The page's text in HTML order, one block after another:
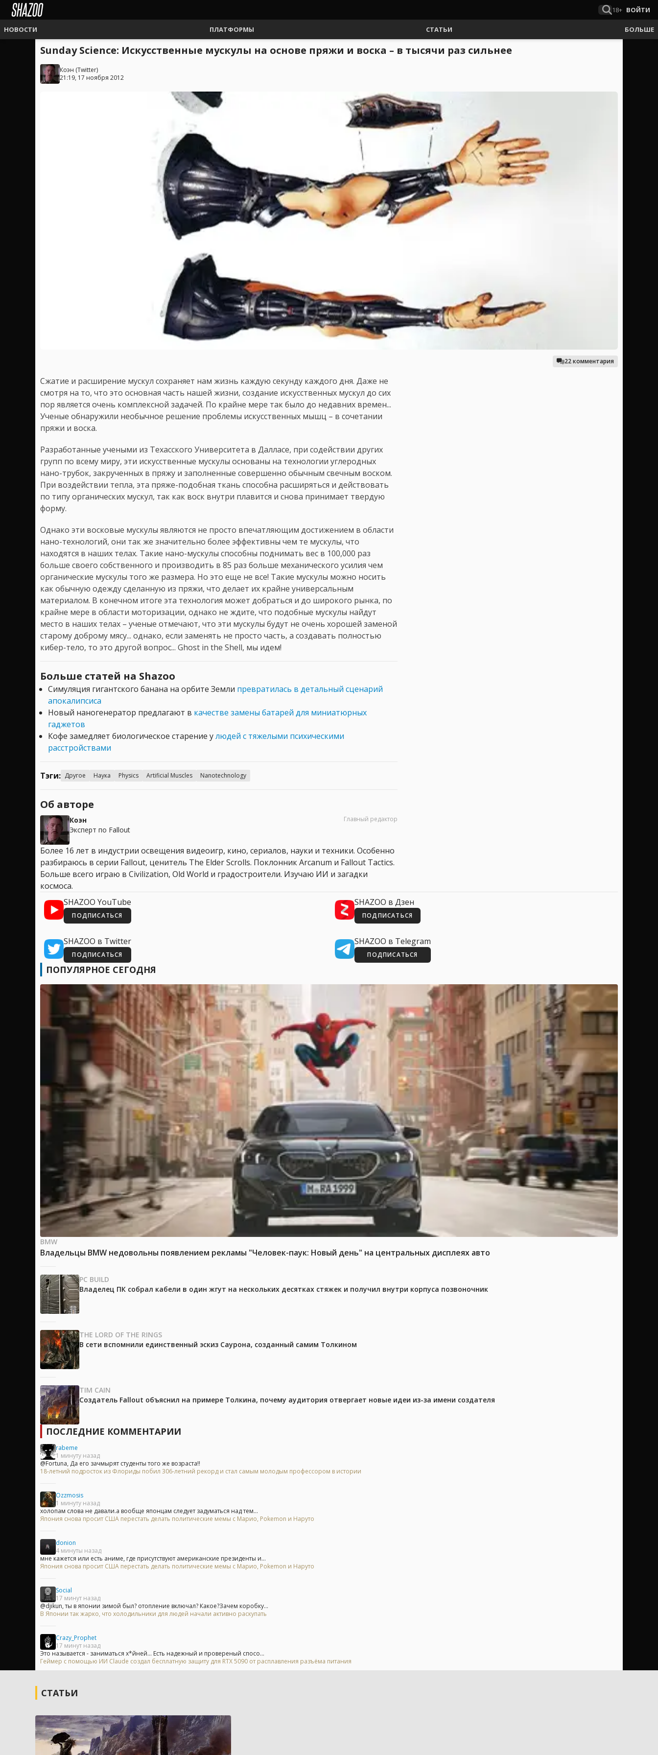
18+ ВОЙТИ
НОВОСТИ ПЛАТФОРМЫ СТАТЬИ БОЛЬШЕ
Sunday Science: Искусственные мускулы на основе пряжи и воска – в тысячи раз сильнее
Коэн (Twitter)
21:19, 17 ноября 2012
22 комментария
Сжатие и расширение мускул сохраняет нам жизнь каждую секунду каждого дня. Даже не
смотря на то, что это основная часть нашей жизни, создание искусственных мускул до сих
пор является очень комплексной задачей. По крайне мере так было до недавних времен...
Ученые обнаружили необычное решение проблемы искусственных мышц – в сочетании
пряжи и воска.
Разработанные учеными из Техасского Университета в Далласе, при содействии других
групп по всему миру, эти искусственные мускулы основаны на технологии углеродных
нано-трубок, закрученных в пряжу и заполненные совершенно обычным свечным воском.
При воздействии тепла, эта пряже-подобная ткань способна расширяться и действовать
по типу органических мускул, так как воск внутри плавится и снова принимает твердую
форму.
Однако эти восковые мускулы являются не просто впечатляющим достижением в области
нано-технологий, они так же значительно более эффективны чем те мускулы, что
находятся в наших телах. Такие нано-мускулы способны поднимать вес в 100,000 раз
больше своего собственного и производить в 85 раз больше механического усилия чем
органические мускулы того же размера. Но это еще не все! Такие мускулы можно носить
как обычную одежду сделанную из пряжи, что делает их крайне универсальным
материалом. В конечном итоге эта технология может добраться и до широкого рынка, по
крайне мере в области моторизации, однако не ждите, что подобные мускулы найдут
место в наших телах – ученые отмечают, что эти мускулы будут не очень хорошей заменой
старому доброму мясу... однако, если заменять не просто часть, а создавать полностью
кибер-тело, то это другой вопрос... Ghost in the Shell, мы идем!
Больше статей на Shazoo
Симуляция гигантского банана на орбите Земли превратилась в детальный сценарий
апокалипсиса
Новый наногенератор предлагают в качестве замены батарей для миниатюрных
гаджетов
Кофе замедляет биологическое старение улюдей с тяжелыми психическими
расстройствами
Тэги: Другое Наука Physics Artificial Muscles Nanotechnology
Об авторе
Коэн
Эксперт по Fallout
Главный редактор
Более 16 лет в индустрии освещения видеоигр, кино, сериалов, науки и техники. Особенно
разбираюсь в серии Fallout, ценитель The Elder Scrolls. Поклонник Arcanum и Fallout Tactics.
Больше всего играю в Civilization, Old World и градостроители. Изучаю ИИ и загадки
космоса.
SHAZOO YouTube
ПОДПИСАТЬСЯ
SHAZOO в Дзен
ПОДПИСАТЬСЯ
SHAZOO в Twitter
ПОДПИСАТЬСЯ
SHAZOO в Telegram
ПОДПИСАТЬСЯ
ПОПУЛЯРНОЕ СЕГОДНЯ
BMW
Владельцы BMW недовольны появлением рекламы "Человек-паук: Новый день" на центральных дисплеях авто
PC BUILD
Владелец ПК собрал кабели в один жгут на нескольких десятках стяжек и получил внутри корпуса позвоночник
THE LORD OF THE RINGS
В сети вспомнили единственный эскиз Саурона, созданный самим Толкином
TIM CAIN
Создатель Fallout объяснил на примере Толкина, почему аудитория отвергает новые идеи из-за имени создателя
ПОСЛЕДНИЕ КОММЕНТАРИИ
rabeme
1 минуту назад
@Fortuna, Да его зачмырят студенты того же возраста!!
18-летний подросток из Флориды побил 306-летний рекорд и стал самым молодым профессором в истории
Ozzmosis
1 минуту назад
холопам слова не давали.а вообще японцам следует задуматься над тем...
Япония снова просит США перестать делать политические мемы с Марио, Pokemon и Наруто
donion
4 минуты назад
мне кажется или есть аниме, где присутствуют американские президенты и...
Япония снова просит США перестать делать политические мемы с Марио, Pokemon и Наруто
Social
17 минут назад
@djikun, ты в японии зимой был? отопление включал? Какое?Зачем коробку...
В Японии так жарко, что холодильники для людей начали активно раскупать
Crazy_Prophet
17 минут назад
Это называется - заниматься х*йней... Есть надежный и провереный спосо...
Геймер с помощью ИИ Claude создал бесплатную защиту для RTX 5090 от расплавления разъёма питания
СТАТЬИ